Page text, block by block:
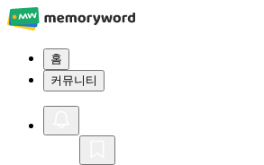
홈
커뮤니티